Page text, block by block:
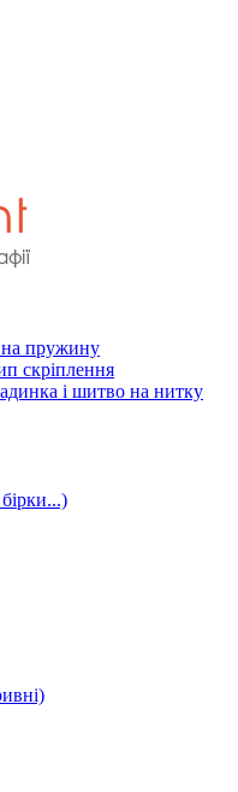
пружину
скріплення
і шитво на нитку